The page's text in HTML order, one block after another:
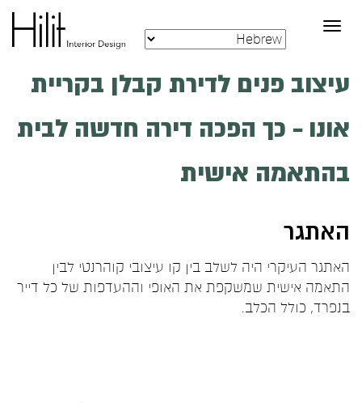
Toggle
navigation
עיצוב פנים לדירת קבלן בקריית
אונו – כך הפכה דירה חדשה לבית
בהתאמה אישית
האתגר
האתגר העיקרי היה לשלב בין קו עיצובי קוהרנטי לבין
התאמה אישית שמשקפת את האופי וההעדפות של כל דייר
בנפרד, כולל הכלב.